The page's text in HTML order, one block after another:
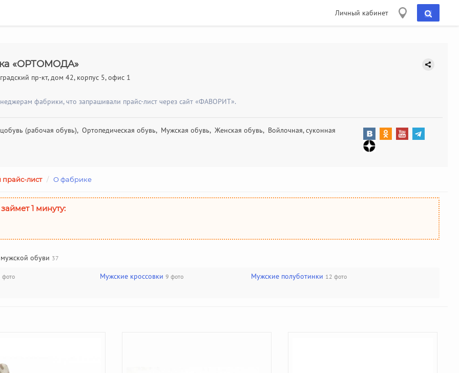
Личный кабинет
«ОРТОМОДА»
пр-кт, дом 42, корпус 5, офис 1
фабрики, что запрашивали прайс-лист через сайт «ФАВОРИТ».
(рабочая обувь), Ортопедическая обувь, Мужская обувь, Женская обувь, Войлочная, суконная
лист/ О фабрике
1 минуту:
обуви 37
фото Мужские кроссовки 9 фото Мужские полуботинки 12 фото